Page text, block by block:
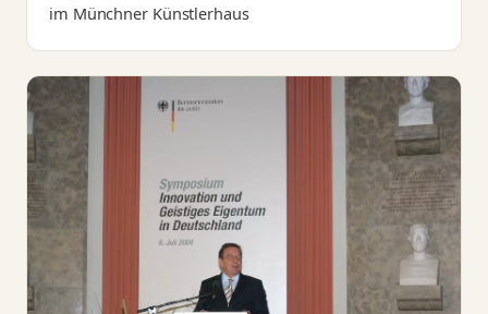
im Münchner Künstlerhaus